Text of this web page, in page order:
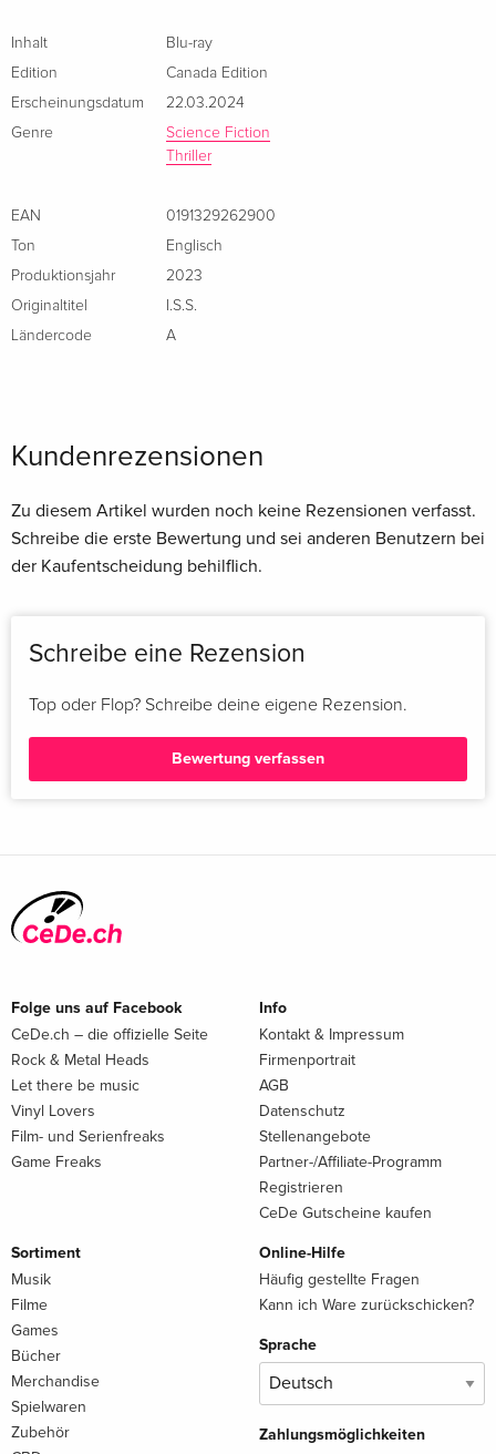
Inhalt
Blu-ray
Edition
Canada Edition
Erscheinungsdatum
22.03.2024
Genre
Science Fiction
Thriller
EAN
0191329262900
Ton
Englisch
Produktionsjahr
2023
Originaltitel
I.S.S.
Ländercode
A
Kundenrezensionen
Zu diesem Artikel wurden noch keine Rezensionen verfasst.
Schreibe die erste Bewertung und sei anderen Benutzern bei
der Kaufentscheidung behilflich.
Schreibe eine Rezension
Top oder Flop? Schreibe deine eigene Rezension.
Bewertung verfassen
Folge uns auf Facebook
CeDe.ch – die offizielle Seite
Rock & Metal Heads
Let there be music
Vinyl Lovers
Film- und Serienfreaks
Game Freaks
Info
Kontakt & Impressum
Firmenportrait
AGB
Datenschutz
Stellenangebote
Partner-/Affiliate-Programm
Registrieren
CeDe Gutscheine kaufen
Sortiment
Musik
Filme
Games
Bücher
Merchandise
Spielwaren
Zubehör
Online-Hilfe
Häufig gestellte Fragen
Kann ich Ware zurückschicken?
Sprache
Zahlungsmöglichkeiten